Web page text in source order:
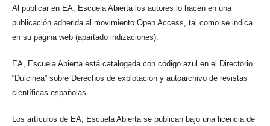
Al publicar en EA, Escuela Abierta los autores lo hacen en una
publicación adherida al movimiento Open Access, tal como se indica
en su página web (apartado indizaciones).
EA, Escuela Abierta está catalogada con código azul en el Directorio
“Dulcinea” sobre Derechos de explotación y autoarchivo de revistas
científicas españolas.
Los artículos de EA, Escuela Abierta se publican bajo una licencia de